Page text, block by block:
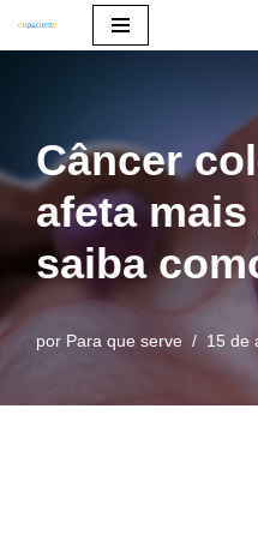
conteúdo
Câncer
afeta
saiba
por Para que serve 15 de